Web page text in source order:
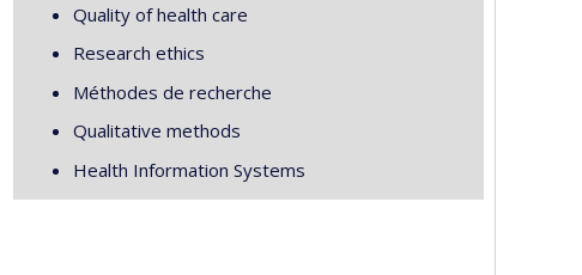
Quality of health care
Research ethics
Méthodes de recherche
Qualitative methods
Health Information Systems